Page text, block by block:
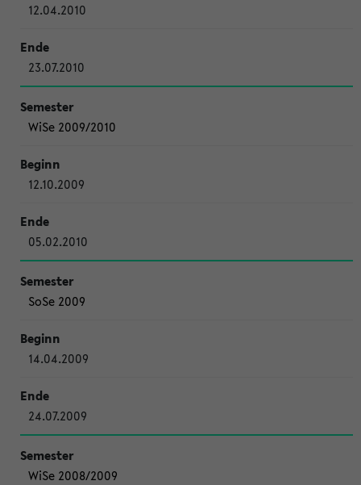
12.04.2010
23.07.2010
WiSe 2009/2010
12.10.2009
05.02.2010
SoSe 2009
14.04.2009
24.07.2009
WiSe 2008/2009